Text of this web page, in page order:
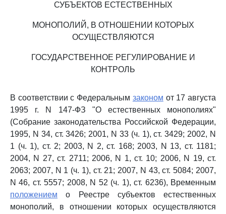
СУБЪЕКТОВ ЕСТЕСТВЕННЫХ
МОНОПОЛИЙ, В ОТНОШЕНИИ КОТОРЫХ
ОСУЩЕСТВЛЯЮТСЯ
ГОСУДАРСТВЕННОЕ РЕГУЛИРОВАНИЕ И
КОНТРОЛЬ
В соответствии с Федеральным законом от 17 августа
1995 г. N 147-ФЗ "О естественных монополиях"
(Собрание законодательства Российской Федерации,
1995, N 34, ст. 3426; 2001, N 33 (ч. 1), ст. 3429; 2002, N
1 (ч. 1), ст. 2; 2003, N 2, ст. 168; 2003, N 13, ст. 1181;
2004, N 27, ст. 2711; 2006, N 1, ст. 10; 2006, N 19, ст.
2063; 2007, N 1 (ч. 1), ст. 21; 2007, N 43, ст. 5084; 2007,
N 46, ст. 5557; 2008, N 52 (ч. 1), ст. 6236), Временным
положением о Реестре субъектов естественных
монополий, в отношении которых осуществляются